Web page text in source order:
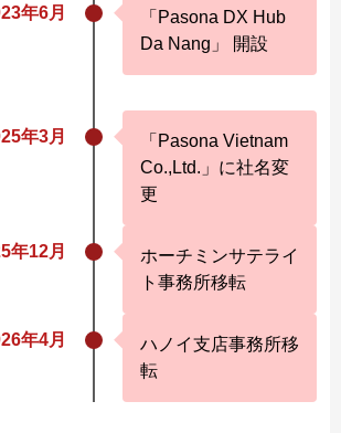
年6月
「Pasona DX Hub
Da Nang」 開設
年3月
「Pasona Vietnam
Co.,Ltd.」に社名変
更
年12月
ホーチミンサテライ
ト事務所移転
年4月
ハノイ支店事務所移
転